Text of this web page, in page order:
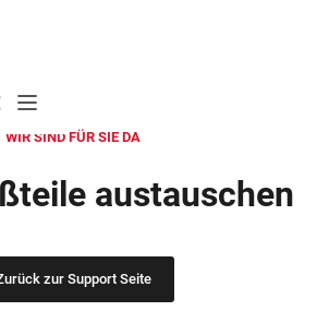
WIR SIND FÜR SIE DA
austauschen
zur Support Seite